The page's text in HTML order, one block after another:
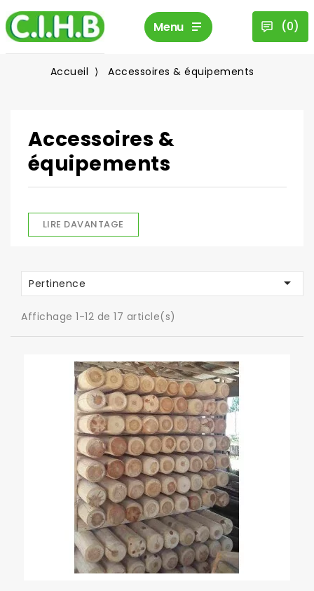
Menu (0)
Accueil Accessoires & équipements
Accessoires &
équipements
LIRE DAVANTAGE
Pertinence 
Affichage 1-12 de 17 article(s)